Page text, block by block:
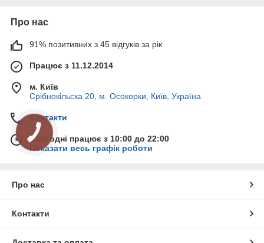
Про нас
91% позитивних з 45 відгуків за рік
Працює з 11.12.2014
м. Київ
Срібнокільска 20, м. Осокорки, Київ, Україна
Контакти
Сьогодні працює з 10:00 до 22:00
Показати весь графік роботи
Про нас
Контакти